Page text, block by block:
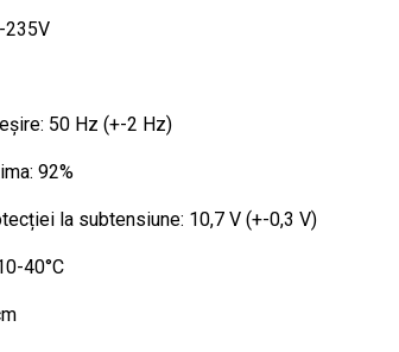
235V
50 Hz (+-2 Hz)
92%
la subtensiune: 10,7 V (+-0,3 V)
40°C